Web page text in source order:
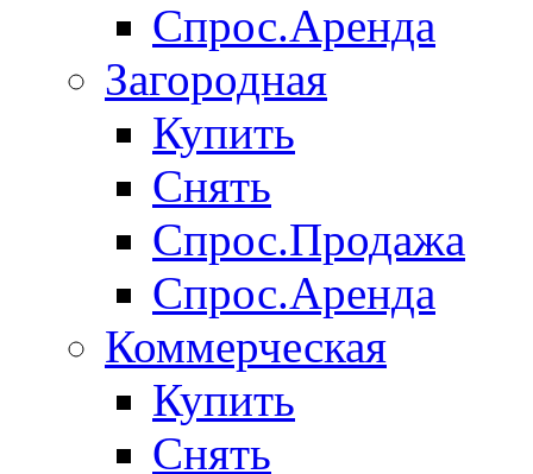
Спрос.Аренда
Загородная
Купить
Снять
Спрос.Продажа
Спрос.Аренда
Коммерческая
Купить
Снять